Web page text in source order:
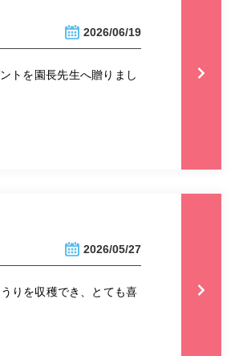
2026/06/19
トを園長先生へ贈りまし
2026/05/27
りを収穫でき、とても喜